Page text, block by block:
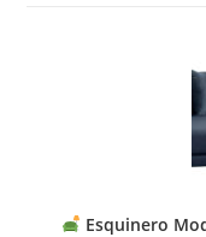
Esquinero